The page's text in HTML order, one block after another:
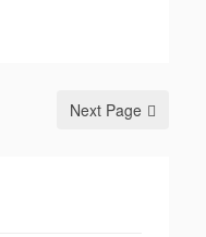
Next Page